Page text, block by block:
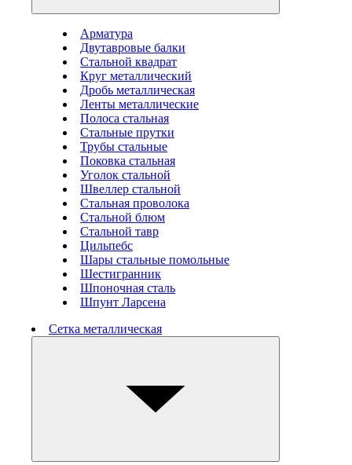
Арматура
Двутавровые балки
Стальной квадрат
Круг металлический
Дробь металлическая
Ленты металлические
Полоса стальная
Стальные прутки
Трубы стальные
Поковка стальная
Уголок стальной
Швеллер стальной
Стальная проволока
Стальной блюм
Стальной тавр
Цильпебс
Шары стальные помольные
Шестигранник
Шпоночная сталь
Шпунт Ларсена
Сетка металлическая